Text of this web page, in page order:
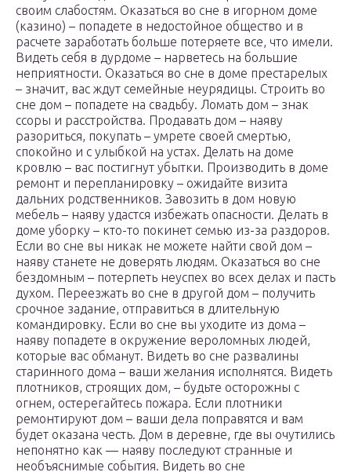
своим слабостям. Оказаться во сне в игорном доме
(казино) – попадете в недостойное общество и в
расчете заработать больше потеряете все, что имели.
Видеть себя в дурдоме – нарветесь на большие
неприятности. Оказаться во сне в доме престарелых
– значит, вас ждут семейные неурядицы. Строить во
сне дом – попадете на свадьбу. Ломать дом – знак
ссоры и расстройства. Продавать дом – наяву
разориться, покупать – умрете своей смертью,
спокойно и с улыбкой на устах. Делать на доме
кровлю – вас постигнут убытки. Производить в доме
ремонт и перепланировку – ожидайте визита
дальних родственников. Завозить в дом новую
мебель – наяву удастся избежать опасности. Делать в
доме уборку – кто-то покинет семью из-за раздоров.
Если во сне вы никак не можете найти свой дом –
наяву станете не доверять людям. Оказаться во сне
бездомным – потерпеть неуспех во всех делах и пасть
духом. Переезжать во сне в другой дом – получить
срочное задание, отправиться в длительную
командировку. Если во сне вы уходите из дома –
наяву попадете в окружение вероломных людей,
которые вас обманут. Видеть во сне развалины
старинного дома – ваши желания исполнятся. Видеть
плотников, строящих дом, – будьте осторожны с
огнем, остерегайтесь пожара. Если плотники
ремонтируют дом – ваши дела поправятся и вам
будет оказана честь. Дом в деревне, где вы очутились
непонятно как — наяву последуют странные и
необъяснимые события. Видеть во сне